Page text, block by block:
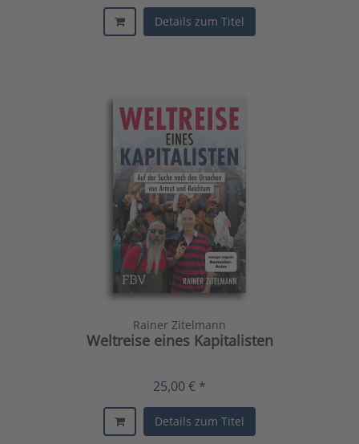
Details zum Titel
Rainer Zitelmann
Weltreise eines Kapitalisten
25,00 € *
Details zum Titel